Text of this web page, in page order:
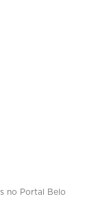
no Portal Belo